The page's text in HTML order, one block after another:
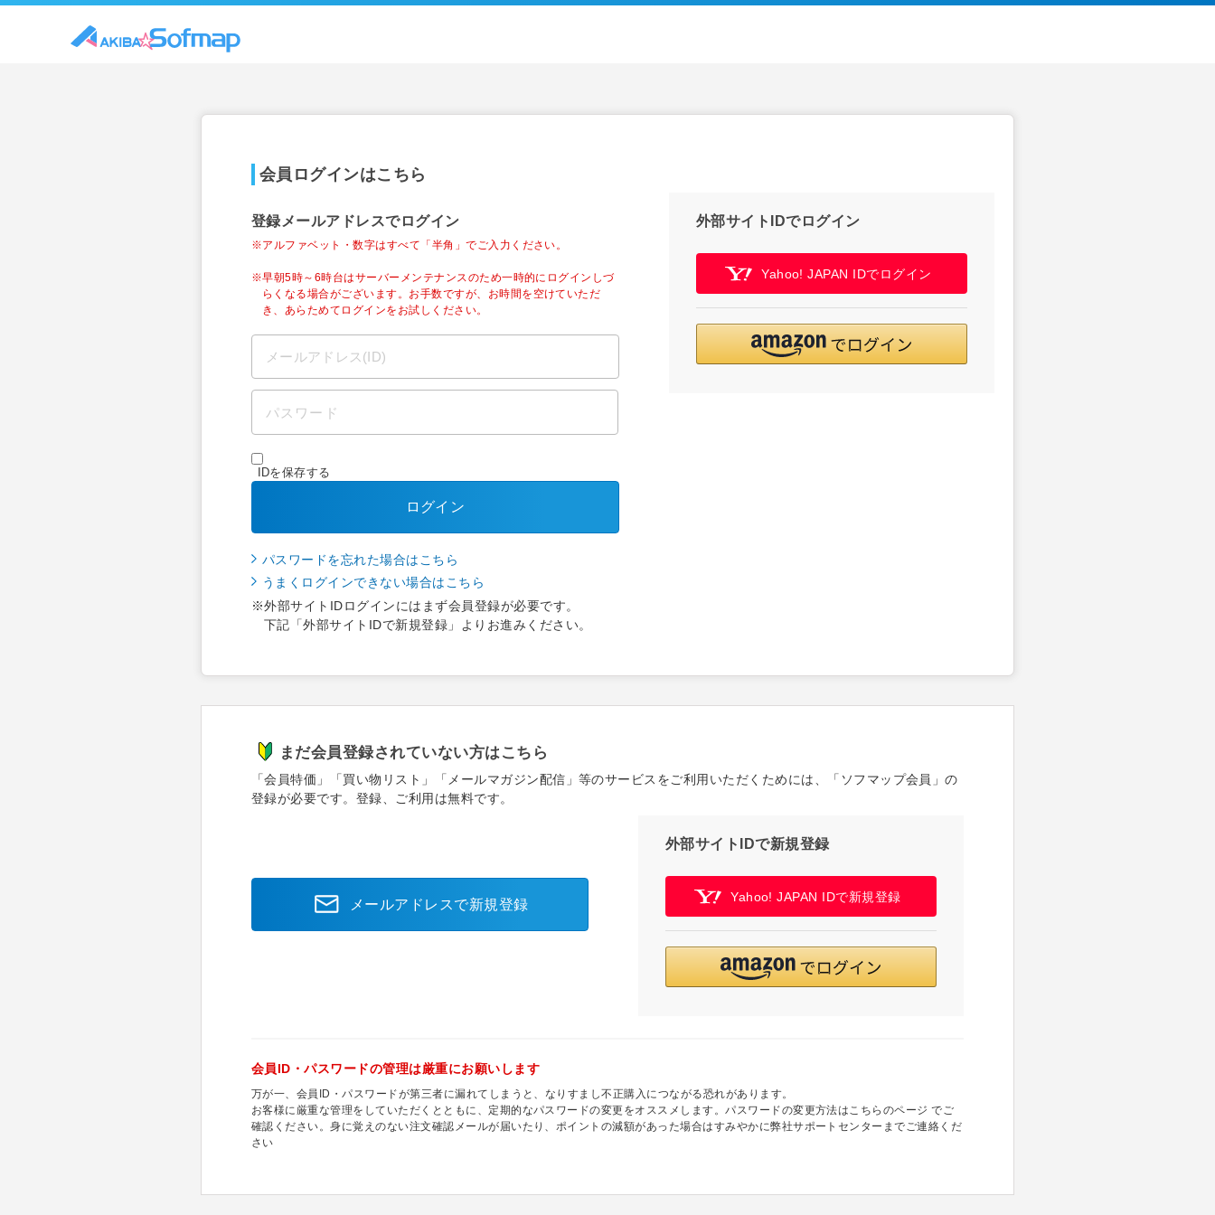
会員ログインはこちら
登録メールアドレスでログイン
※アルファベット・数字はすべて「半角」でご入力ください。
※早朝5時～6時台はサーバーメンテナンスのため一時的にログインしづ
らくなる場合がございます。お手数ですが、お時間を空けていただ
き、あらためてログインをお試しください。
IDを保存する
ログイン
パスワードを忘れた場合はこちら
うまくログインできない場合はこちら
※外部サイトIDログインにはまず会員登録が必要です。
下記「外部サイトIDで新規登録」よりお進みください。
外部サイトIDでログイン
Yahoo! JAPAN IDでログイン
まだ会員登録されていない方はこちら
「会員特価」「買い物リスト」「メールマガジン配信」等のサービスをご利用いただくためには、「ソフマップ会員」の
登録が必要です。登録、ご利用は無料です。
メールアドレスで新規登録
外部サイトIDで新規登録
Yahoo! JAPAN IDで新規登録
会員ID・パスワードの管理は厳重にお願いします
万が一、会員ID・パスワードが第三者に漏れてしまうと、なりすまし不正購入につながる恐れがあります。
お客様に厳重な管理をしていただくとともに、定期的なパスワードの変更をオススメします。パスワードの変更方法はこちらのページ でご
確認ください。身に覚えのない注文確認メールが届いたり、ポイントの減額があった場合はすみやかに弊社サポートセンターまでご連絡くだ
さい